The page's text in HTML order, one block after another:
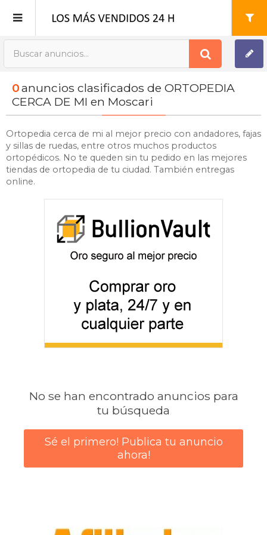
Publica tu Anuncio
Registro
0anuncios clasificados de ORTOPEDIA
CERCA DE MI en Moscari
Ortopedia cerca de mi al mejor precio con andadores, fajas
y sillas de ruedas, entre otros muchos productos
ortopédicos. No te queden sin tu pedido en las mejores
tiendas de ortopedia de tu ciudad. También entregas
online.
No se han encontrado anuncios para
tu búsqueda
Sé el primero! Publica tu anuncio
ahora!